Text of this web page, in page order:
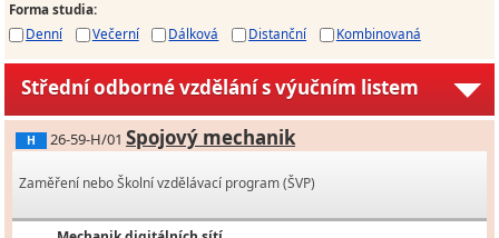
Forma studia:
Denní
Večerní Dálková Distanční Kombinovaná
Střední odborné vzdělání s výučním listem
H 26-59-H/01 Spojový mechanik
Zaměření nebo Školní vzdělávací program (ŠVP)